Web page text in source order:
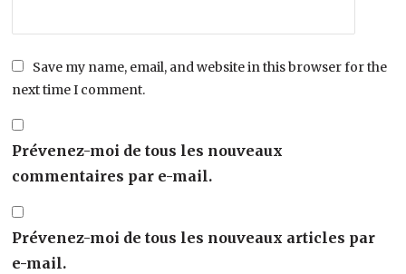
Save my name, email, and website in this browser for the
next time I comment.
Prévenez-moi de tous les nouveaux
commentaires par e-mail.
Prévenez-moi de tous les nouveaux articles par
e-mail.